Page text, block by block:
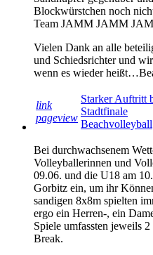
Blockwürstchen noch
Team JAMM JAMM
Vielen Dank an alle
und Schiedsrichter und
wenn es wieder
link
pageview
Starker Auftritt
Stadtfinale
Beachvolleyball
Bei durchwachsenem
Volleyballerinnen und
09.06. und die U18 am
Gorbitz ein, um ihr
sandigen 8x8m spielten
ergo ein Herren-, ein
Spiele umfassten jeweils
Break.